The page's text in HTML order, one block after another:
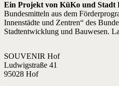
Ein Projekt von KüKo und Stadt
Bundesmitteln aus dem
Innenstädte und Zentren“ des
Stadtentwicklung und Bauwesen.
SOUVENIR Hof
Ludwigstraße 41
95028 Hof